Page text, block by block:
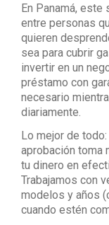
En Panamá,
entre personas
quieren
sea para cubrir
invertir en un
préstamo con
necesario
diariamente.
Lo mejor de
aprobación toma
tu dinero en
Trabajamos con
modelos y años
cuando estén